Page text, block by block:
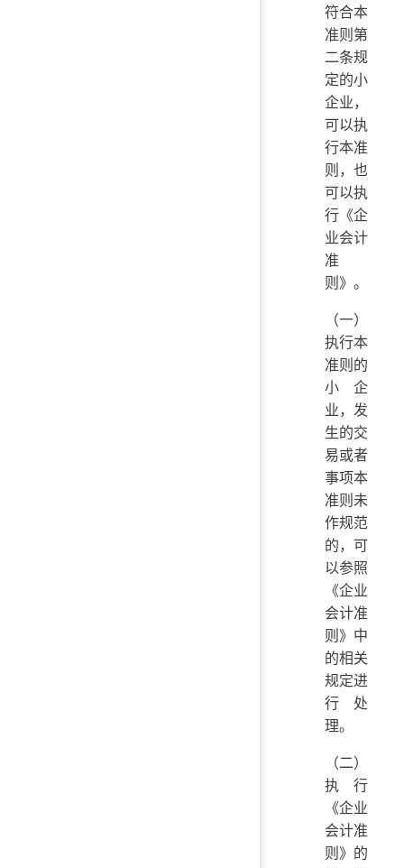
符合本
准则第
二条规
定的小
企业，
可以执
行本准
则，也
可以执
行《企
业会计
准
则》。
（一）
执行本
准则的
小企
业，发
生的交
易或者
事项本
准则未
作规范
的，可
以参照
《企业
会计准
则》中
的相关
规定进
行处
理。
（二）
执行
《企业
会计准
则》的